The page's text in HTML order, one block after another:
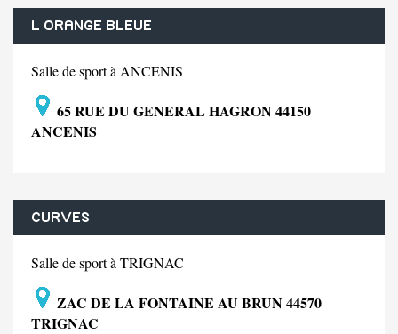
L ORANGE BLEUE
Salle de sport à ANCENIS
65 RUE DU GENERAL HAGRON 44150
ANCENIS
CURVES
Salle de sport à TRIGNAC
ZAC DE LA FONTAINE AU BRUN 44570
TRIGNAC